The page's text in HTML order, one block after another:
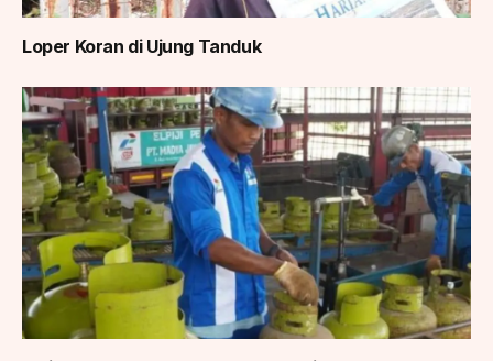
Loper Koran di Ujung Tanduk